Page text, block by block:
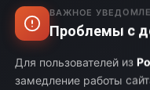
03:41
03:50
ВАЖНОЕ
Проблемы с
Для пользователей из
замедление работы